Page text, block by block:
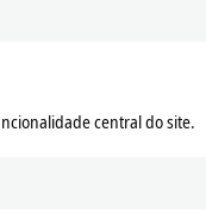
central do site.